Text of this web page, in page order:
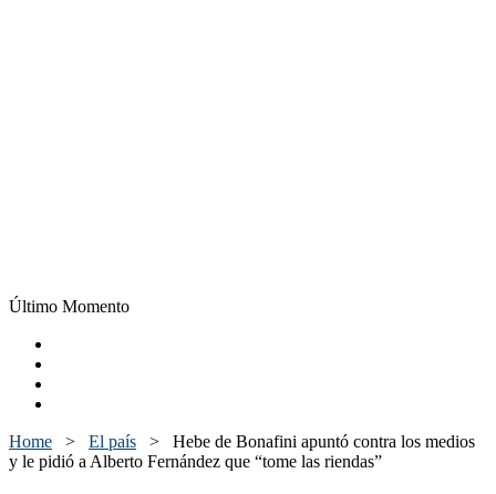
Último Momento
Home > El país > Hebe de Bonafini apuntó contra los medios
y le pidió a Alberto Fernández que “tome las riendas”